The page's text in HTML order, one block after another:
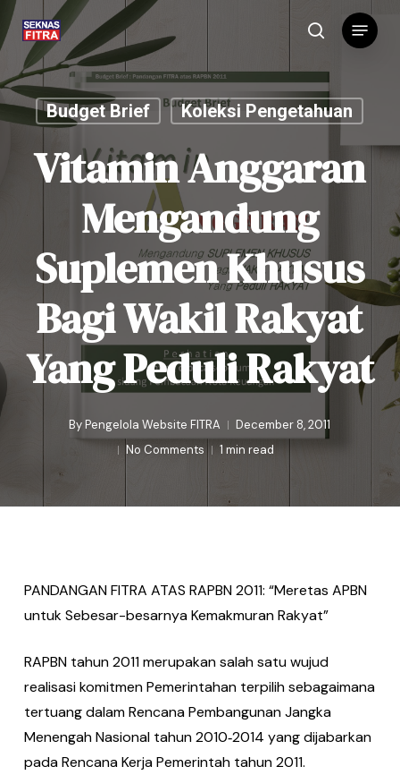
Skip
to
main
content
search
Menu
Budget Brief Koleksi Pengetahuan
Vitamin Anggaran
Mengandung
Suplemen Khusus
Bagi Wakil Rakyat
Yang Peduli Rakyat
By Pengelola Website FITRA
December 8, 2011
No Comments
1 min read
PANDANGAN FITRA ATAS RAPBN 2011: “Meretas APBN
untuk Sebesar-besarnya Kemakmuran Rakyat”
RAPBN tahun 2011 merupakan salah satu wujud
realisasi komitmen Pemerintahan terpilih sebagaimana
tertuang dalam Rencana Pembangunan Jangka
Menengah Nasional tahun 2010‐2014 yang dijabarkan
pada Rencana Kerja Pemerintah tahun 2011.